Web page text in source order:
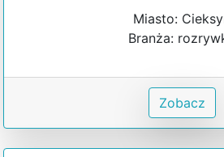
Miasto:
Branża:
Zobacz